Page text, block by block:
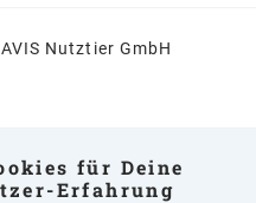
Nutztier GmbH
für Deine
Erfahrung